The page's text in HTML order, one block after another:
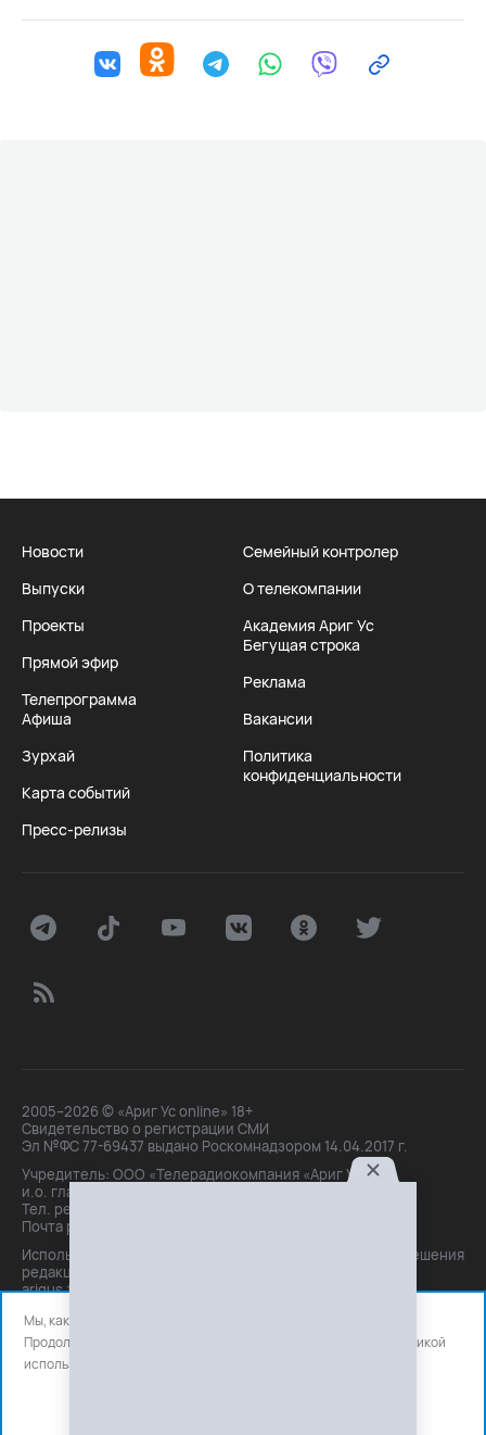
Новости
Выпуски
Проекты
Прямой эфир
Телепрограмма
Афиша
Зурхай
Карта событий
Пресс-релизы
Семейный контролер
О телекомпании
Академия Ариг Ус
Бегущая строка
Реклама
Вакансии
Политика
конфиденциальности
2005–2026 © «Ариг Ус online» 18+
Свидетельство о регистрации СМИ
Эл №ФС 77-69437 выдано Роскомнадзором 14.04.2017 г.
Учредитель: ООО «Телерадиокомпания «Ариг Ус»,
и.о. главного редактора: Маханова О.Б.
Тел. peдakции: +7(3012)21-30-14,
Почта peдakции: editor@arigus.tv
Использование материалов только с письменного разрешения
редакции. При цитировании прямая активная ссылка на
arigus.tv обязательна.
Мы, как и все используем файлы cookie и сервисы аналитики.
Продолжая использовать сайт, вы соглашаетесь с нашей
политикой
использования